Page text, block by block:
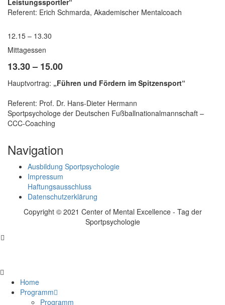
Leistungssportler“
Referent: Erich Schmarda, Akademischer Mentalcoach
12.15 – 13.30
Mittagessen
13.30 – 15.00
Hauptvortrag: „Führen und Fördern im Spitzensport“
Referent: Prof. Dr. Hans-Dieter Hermann
Sportpsychologe der Deutschen Fußballnationalmannschaft –
CCC-Coaching
Navigation
Ausbildung Sportpsychologie
Impressum
Haftungsausschluss
Datenschutzerklärung
Copyright © 2021 Center of Mental Excellence - Tag der
Sportpsychologie
Home
Programm
Programm